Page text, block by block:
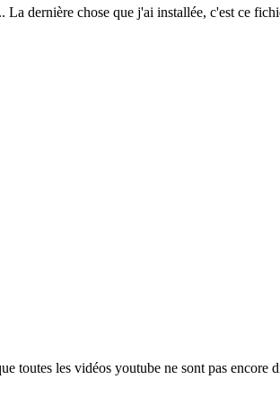
dernière chose que j'ai installée, c'est ce
les vidéos youtube ne sont pas